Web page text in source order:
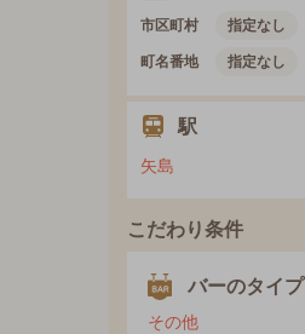
市区町村 指定なし
町名番地 指定なし
駅
矢島
こだわり条件
バーのタイプ
その他